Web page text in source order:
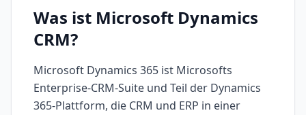
Was ist Microsoft Dynamics
CRM?
Microsoft Dynamics 365 ist Microsofts
Enterprise-CRM-Suite und Teil der Dynamics
365-Plattform, die CRM und ERP in einer